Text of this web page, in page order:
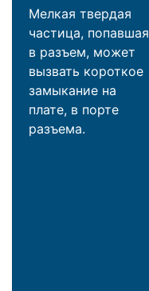
Мелкая твердая
частица, попавшая
в разъем, может
вызвать короткое
замыкание на
плате, в порте
разъема.